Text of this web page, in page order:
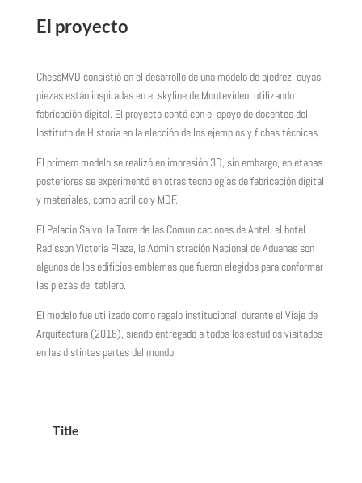
El proyecto
ChessMVD consistió en el desarrollo de una modelo de ajedrez, cuyas
piezas están inspiradas en el skyline de Montevideo, utilizando
fabricación digital. El proyecto contó con el apoyo de docentes del
Instituto de Historia en la elección de los ejemplos y fichas técnicas.
El primero modelo se realizó en impresión 3D, sin embargo, en etapas
posteriores se experimentó en otras tecnologías de fabricación digital
y materiales, como acrílico y MDF.
El Palacio Salvo, la Torre de las Comunicaciones de Antel, el hotel
Radisson Victoria Plaza, la Administración Nacional de Aduanas son
algunos de los edificios emblemas que fueron elegidos para conformar
las piezas del tablero.
El modelo fue utilizado como regalo institucional, durante el Viaje de
Arquitectura (2018), siendo entregado a todos los estudios visitados
en las distintas partes del mundo.
Title